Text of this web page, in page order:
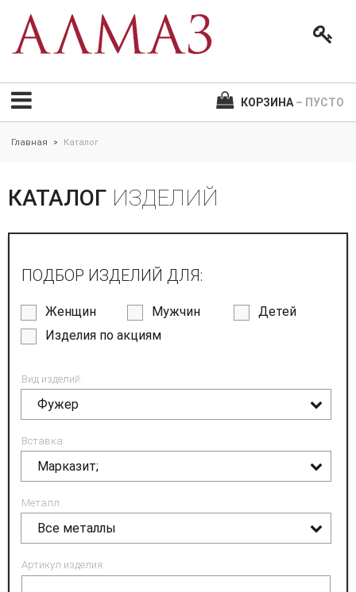
КОРЗИНА – ПУСТО
Главная > Каталог
КАТАЛОГ ИЗДЕЛИЙ
ПОДБОР ИЗДЕЛИЙ ДЛЯ:
Женщин Мужчин
Детей
Изделия по акциям
Вид изделий:
Фужер
Вставка:
Марказит;
Металл:
Все металлы
Артикул изделия: